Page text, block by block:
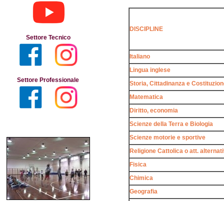
Settore Tecnico
Settore Professionale
DISCIPLINE
Italiano
Lingua inglese
Storia, Cittadinanza e
Matematica
Diritto, economia
Scienze della Terra e Biologia
Scienze motorie e sportive
Religione Cattolica o att.
Fisica
Chimica
Geografia